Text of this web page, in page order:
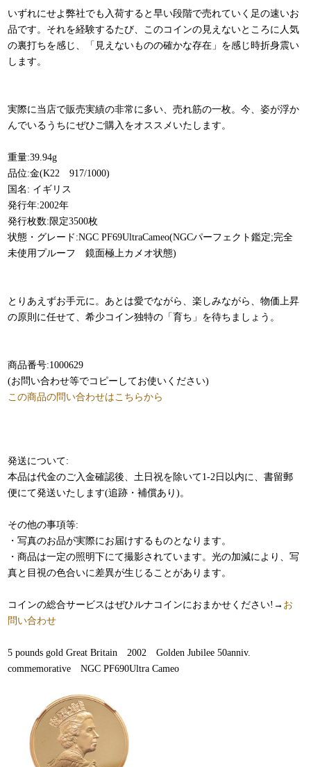
いずれにせよ弊社でも入荷すると早い段階で売れていく足の速いお
品です。それを経験するたび、このコインの見えないところに人気
の裏打ちを感じ、「見えないものの確かな存在」を感じ時折身震い
します。
実際に当店で販売実績の非常に多い、売れ筋の一枚。今、姿が浮か
んでいるうちにぜひご購入をオススメいたします。
重量:39.94g
品位:金(K22 917/1000)
国名: イギリス
発行年:2002年
発行枚数:限定3500枚
状態・グレード:NGC PF69UltraCameo(NGCパーフェクト鑑定;完全
未使用プルーフ 鏡面極上カメオ状態)
とりあえずお手元に。あとは愛でながら、楽しみながら、物価上昇
の原則に任せて、希少コイン独特の「育ち」を待ちましょう。
商品番号:1000629
(お問い合わせ等でコピーしてお使いください)
この商品の問い合わせはこちらから
発送について:
本品は代金のご入金確認後、土日祝を除いて1-2日以内に、書留郵
便にて発送いたします(追跡・補償あり)。
その他の事項等:
・写真のお品が実際にお届けするものとなります。
・商品は一定の照明下にて撮影されています。光の加減により、写
真と目視の色合いに差異が生じることがあります。
コインの総合サービスはぜひルナコインにおまかせください!→ お
問い合わせ
5 pounds gold Great Britain 2002 Golden Jubilee 50anniv.
commemorative NGC PF690Ultra Cameo